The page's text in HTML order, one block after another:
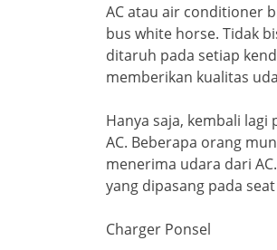
AC atau air conditioner
bus white horse. Tidak
ditaruh pada setiap
memberikan kualitas
Hanya saja, kembali
AC. Beberapa orang
menerima udara dari
yang dipasang pada
Charger Ponsel